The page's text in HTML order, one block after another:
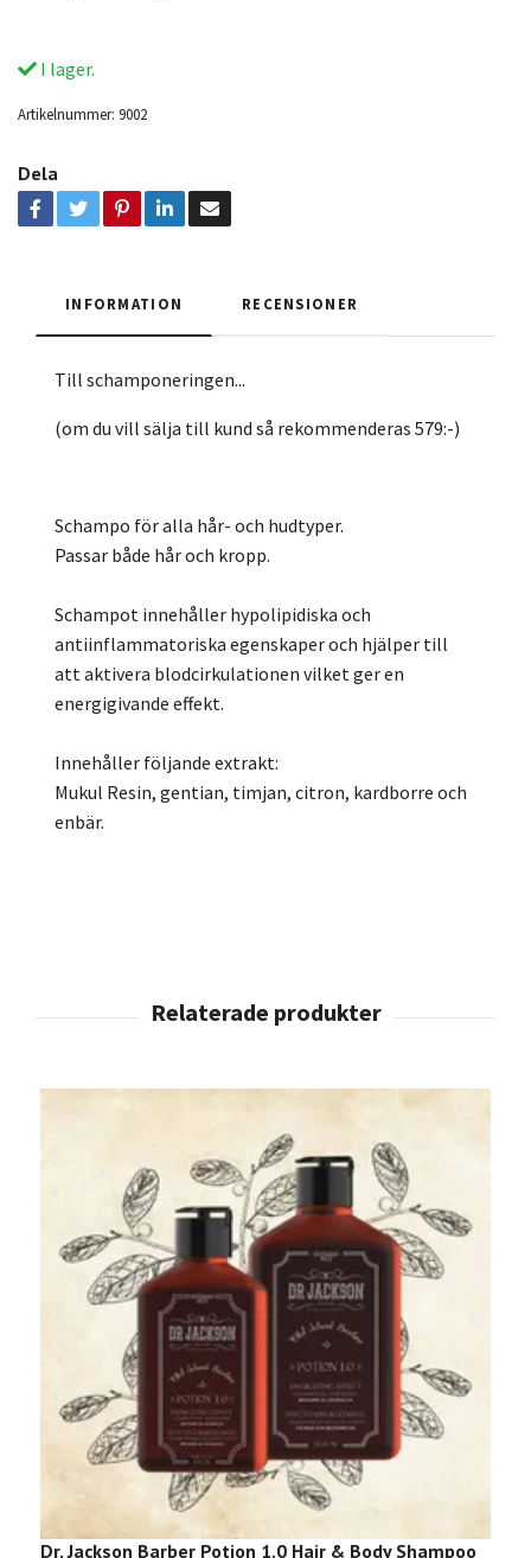
I lager.
Artikelnummer: 9002
Dela
INFORMATION RECENSIONER
Till schamponeringen...
(om du vill sälja till kund så rekommenderas 579:-)
Schampo för alla hår- och hudtyper.
Passar både hår och kropp.
Schampot innehåller hypolipidiska och
antiinflammatoriska egenskaper och hjälper till
att aktivera blodcirkulationen vilket ger en
energigivande effekt.
Innehåller följande extrakt:
Mukul Resin, gentian, timjan, citron, kardborre och
enbär.
Dr. Jackson Barber Potion 1.0 Hair & Body Shampoo